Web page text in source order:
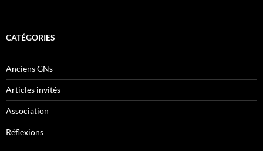
CATÉGORIES
Anciens GNs
Articles invités
Association
Réflexions